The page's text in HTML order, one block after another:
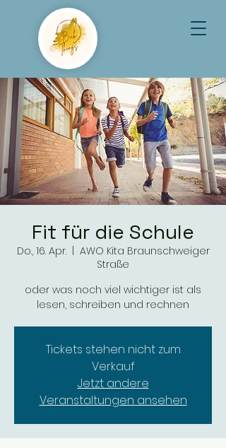
Fit für die Schule
Do., 16. Apr.
  |
AWO Kita Braunschweiger
Straße
oder was noch viel wichtiger ist als
lesen, schreiben und rechnen
Tickets stehen nicht zum
Verkauf
Jetzt andere
Veranstaltungen ansehen